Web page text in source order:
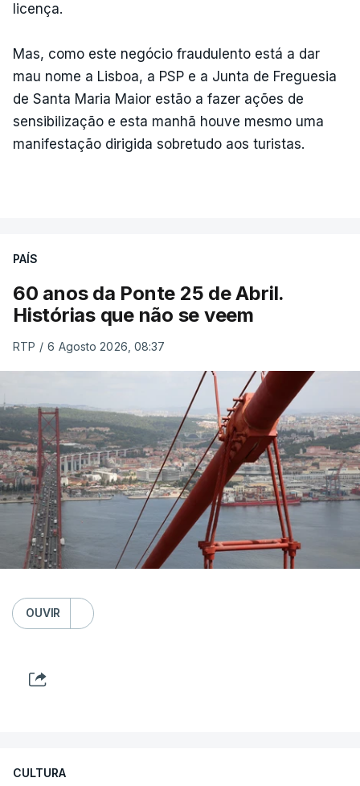
licença.
Mas, como este negócio fraudulento está a dar
mau nome a Lisboa, a PSP e a Junta de Freguesia
de Santa Maria Maior estão a fazer ações de
sensibilização e esta manhã houve mesmo uma
manifestação dirigida sobretudo aos turistas.
PAÍS
60 anos da Ponte 25 de Abril.
Histórias que não se veem
RTP / 6 Agosto 2026, 08:37
OUVIR
CULTURA